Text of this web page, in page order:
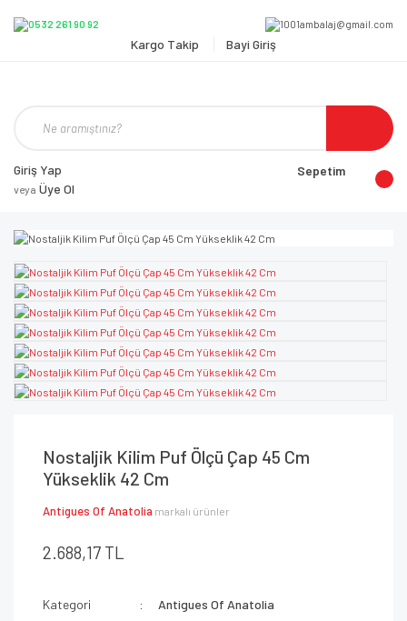
Kargo Takip Bayi Giriş
Giriş Yap
veya Üye Ol
Sepetim
Nostaljik Kilim Puf Ölçü Çap 45 Cm
Yükseklik 42 Cm
Antigues Of Anatolia markalı ürünler
2.688,17 TL
Kategori
Antigues Of Anatolia